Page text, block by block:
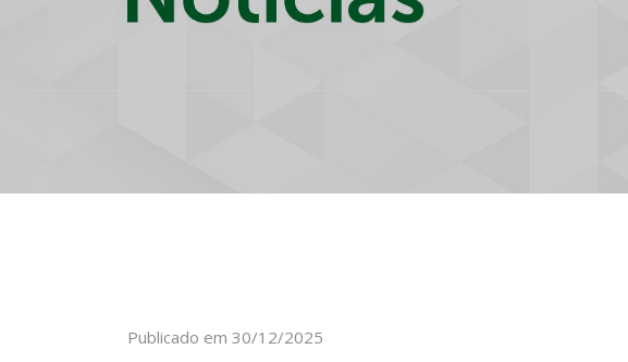
Publicado em 30/12/2025